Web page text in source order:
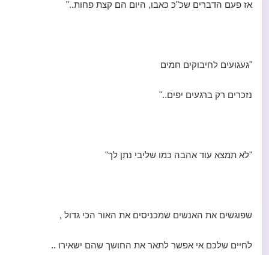
אז פעם הדברים שכ"כ כאבו, היום הם קצת פחות.."
"געגועים לחיבוקים חמים
נזכרים רק ברגעים יפים.."
"לא תמצא עוד אהבה כמו שליבי נתן לך"
שפוגשים את האנשים שמכניסים את האור הכי גדול ,
לחיים שלכם אי אפשר לתאר את החושך שהם ישאירו ..